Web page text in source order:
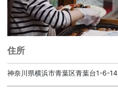
住所
神奈川県横浜市青葉区青葉台1-6-14